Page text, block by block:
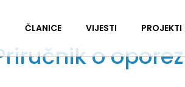
ČLANICE VIJESTI PROJEKTI
o